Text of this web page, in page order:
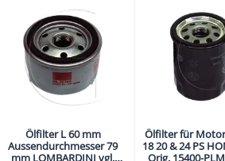
Ölfilter L 60 mm
Aussendurchmesser 79
mm LOMBARDINI vgl.
Ölfilter für Motor
18 20 & 24 PS
Orig. 15400-